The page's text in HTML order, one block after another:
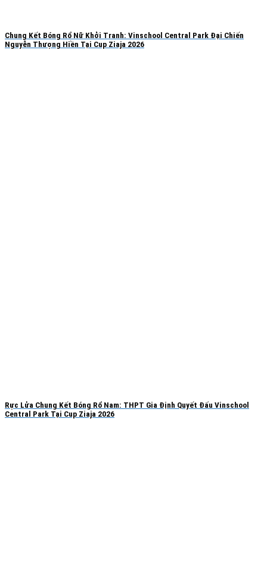
Chung Kết Bóng Rổ Nữ Khởi Tranh: Vinschool Central Park Đại Chiến
Nguyễn Thượng Hiền Tại Cup Ziaja 2026
Rực Lửa Chung Kết Bóng Rổ Nam: THPT Gia Định Quyết Đấu Vinschool
Central Park Tại Cup Ziaja 2026